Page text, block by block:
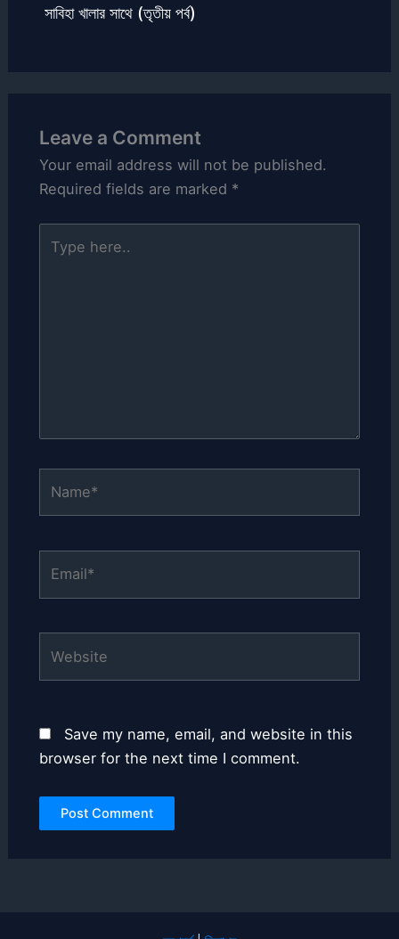
সাবিহা খালার সাথে (তৃতীয় পর্ব)
Leave a Comment
Your email address will not be published.
Required fields are marked *
here..
Save my name, email, and website in this
browser for the next time I comment.